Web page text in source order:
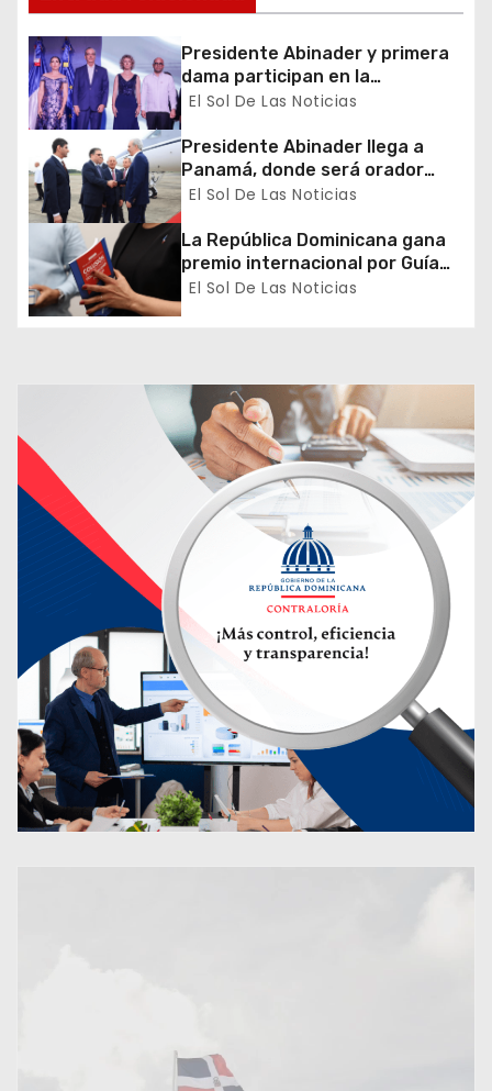
d
e
e
n
t
r
a
s
Presidente Abinader y primera
dama participan en la
celebración de la Fiesta
Nacional de Francia
El Sol De Las Noticias
Presidente Abinader llega a
Panamá, donde será orador
principal del Congreso Mundial
de Zonas Francas
El Sol De Las Noticias
La República Dominicana gana
premio internacional por Guía
de Prevención y Detección de
Colusión en Compras Públicas
El Sol De Las Noticias